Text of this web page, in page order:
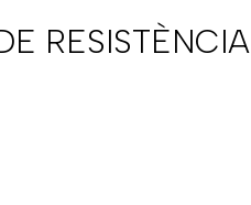
RESISTÈNCIA